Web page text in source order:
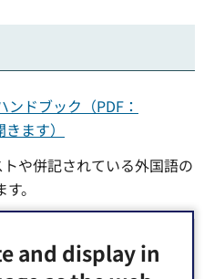
and display in
ドブック（PDF：
ます）
や併記されている外国語の
。